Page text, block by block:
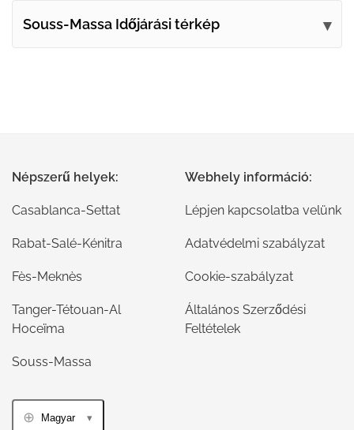
Souss-Massa Időjárási térkép
Népszerű helyek:
Casablanca-Settat
Rabat-Salé-Kénitra
Fès-Meknès
Tanger-Tétouan-Al
Hoceïma
Souss-Massa
Webhely információ:
Lépjen kapcsolatba velünk
Adatvédelmi szabályzat
Cookie-szabályzat
Általános Szerződési
Feltételek
Magyar